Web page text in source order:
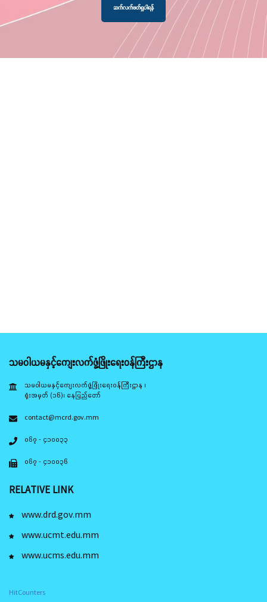
ဆက်လက်ဖတ်ရှုပါရန်
သမဝါယမနှင့်ကျေးလက်ဖွံ့ဖြိုးရေးဝန်ကြီးဌာန
သမဝါယမနှင့်ကျေးလက်ဖွံ့ဖြိုးရေးဝန်ကြီးဌာန ၊
ရုံးအမှတ် (၁၆)၊ နေပြည်တော်
contact@mcrd.gov.mm
၀၆၇ - ၄၁၀၀၃၃
၀၆၇ - ၄၁၀၀၃၆
RELATIVE LINK
www.drd.gov.mm
www.ucmt.edu.mm
www.ucms.edu.mm
HitCounters